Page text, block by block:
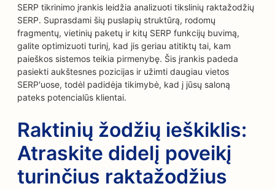
SERP tikrinimo įrankis leidžia analizuoti tikslinių raktažodžių
SERP. Suprasdami šių puslapių struktūrą, rodomų
fragmentų, vietinių paketų ir kitų SERP funkcijų buvimą,
galite optimizuoti turinį, kad jis geriau atitiktų tai, kam
paieškos sistemos teikia pirmenybę. Šis įrankis padeda
pasiekti aukštesnes pozicijas ir užimti daugiau vietos
SERP'uose, todėl padidėja tikimybė, kad į jūsų saloną
pateks potencialūs klientai.
Raktinių žodžių ieškiklis:
Atraskite didelį poveikį
turinčius raktažodžius